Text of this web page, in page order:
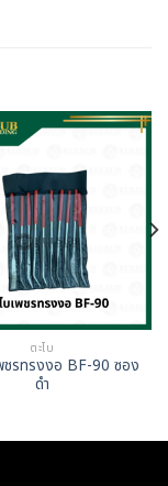
ตะไบ
ชรทรงงอ BF-90 ซอง
ดำ